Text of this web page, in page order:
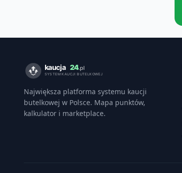
Największa platforma systemu kaucji
butelkowej w Polsce. Mapa punktów,
kalkulator i marketplace.